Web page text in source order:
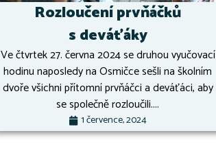
Rozloučení prvňáčků
s deváťáky
Ve čtvrtek 27. června 2024 se druhou vyučovací
hodinu naposledy na Osmičce sešli na školním
dvoře všichni přítomní prvňáčci a deváťáci, aby
se společně rozloučili....
1 července, 2024